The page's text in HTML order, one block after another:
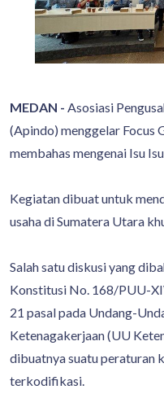
MEDAN - Asosiasi
(Apindo) menggelar Focus
membahas mengenai Isu
Kegiatan dibuat untuk
usaha di Sumatera Utara
Salah satu diskusi yang
Konstitusi No. 168/PUU-
21 pasal pada Undang-
Ketenagakerjaan (UU
dibuatnya suatu peraturan
terkodifikasi.